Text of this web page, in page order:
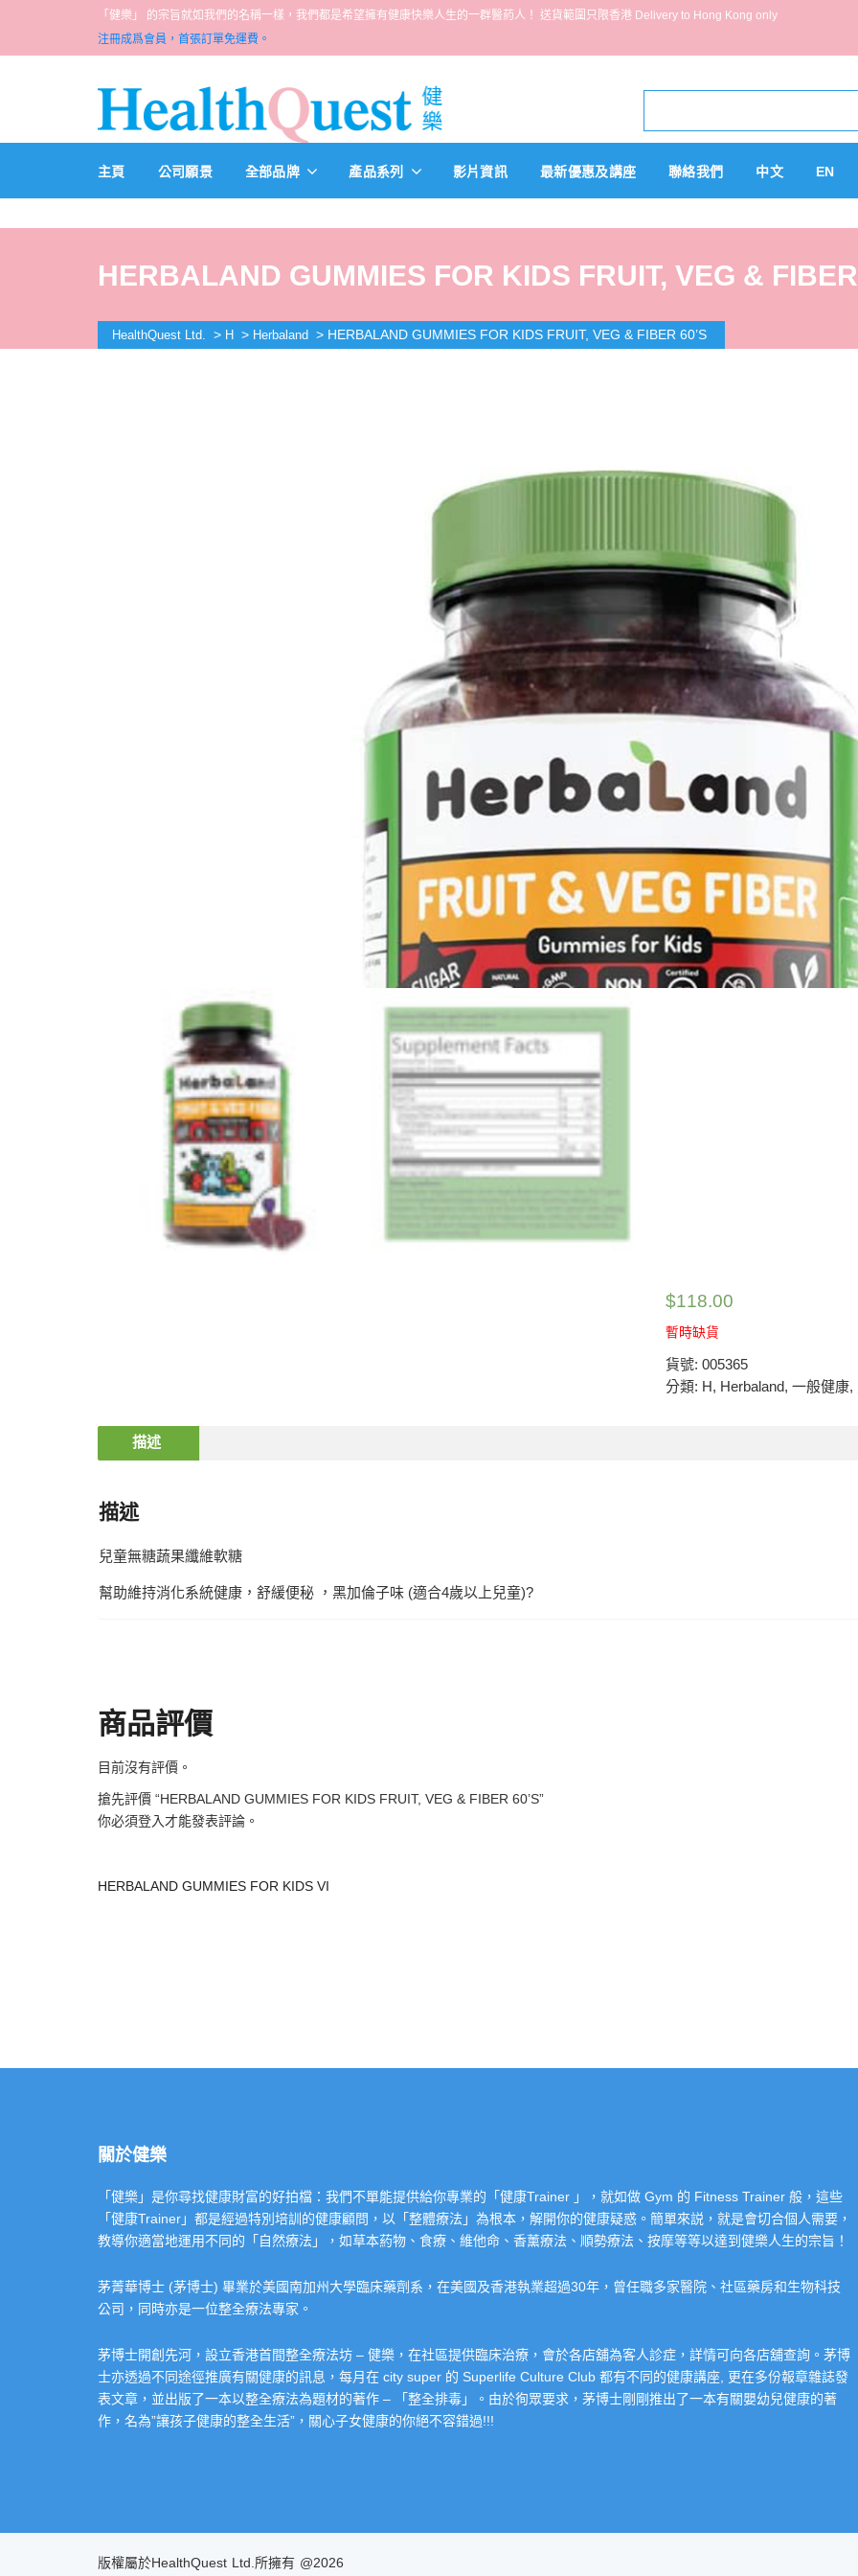
「健樂」 的宗旨就如我們的名稱一樣，我們都是希望擁有健康快樂人生的一群醫葯人！ 送貨範圍只限香港 Delivery to Hong Kong only
注冊成爲會員，首張訂單免運費。
主頁 公司願景 全部品牌 產品系列 影片資訊 最新優惠及講座 聯絡我們 中文 EN
HERBALAND GUMMIES FOR KIDS FRUIT, VEG & FIBER
HealthQuest Ltd. > H > Herbaland > HERBALAND GUMMIES FOR KIDS FRUIT, VEG & FIBER 60’S
$118.00
暫時缺貨
貨號: 005365
分類: H, Herbaland, 一般健康,
描述
描述
兒童無糖蔬果纖維軟糖
幫助維持消化系統健康，舒緩便秘 ，黑加倫子味 (適合4歲以上兒童)?
商品評價
目前沒有評價。
搶先評價 “HERBALAND GUMMIES FOR KIDS FRUIT, VEG & FIBER 60’S”
你必須登入 才能發表評論。
HERBALAND GUMMIES FOR KIDS VI
關於健樂
「健樂」是你尋找健康財富的好拍檔：我們不單能提供給你專業的「健康Trainer 」，就如做 Gym 的 Fitness Trainer 般，這些
「健康Trainer」都是經過特別培訓的健康顧問，以「整體療法」為根本，解開你的健康疑惑。簡單來説，就是會切合個人需要，
教導你適當地運用不同的「自然療法」，如草本葯物、食療、維他命、香薰療法、順勢療法、按摩等等以達到健樂人生的宗旨！
茅菁華博士 (茅博士) 畢業於美國南加州大學臨床藥劑系，在美國及香港執業超過30年，曾任職多家醫院、社區藥房和生物科技
公司，同時亦是一位整全療法專家。
茅博士開創先河，設立香港首間整全療法坊 – 健樂，在社區提供臨床治療，會於各店舖為客人診症，詳情可向各店舖查詢。茅博
士亦透過不同途徑推廣有關健康的訊息，每月在 city super 的 Superlife Culture Club 都有不同的健康講座, 更在多份報章雜誌發
表文章，並出版了一本以整全療法為題材的著作 – 「整全排毒」。由於徇眾要求，茅博士剛剛推出了一本有關嬰幼兒健康的著
作，名為”讓孩子健康的整全生活”，關心子女健康的你絕不容錯過!!!
版權屬於HealthQuest Ltd.所擁有 @2026